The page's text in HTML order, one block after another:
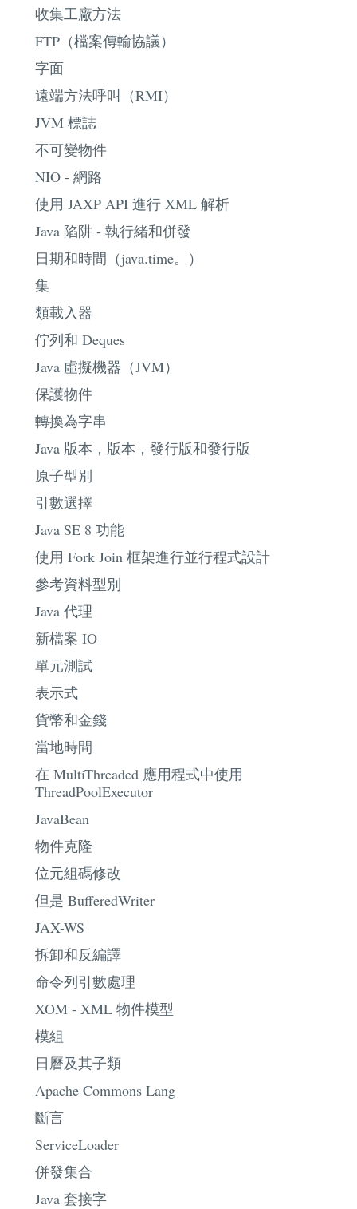
收集工廠方法
FTP（檔案傳輸協議）
字面
遠端方法呼叫（RMI）
JVM 標誌
不可變物件
NIO - 網路
使用 JAXP API 進行 XML 解析
Java 陷阱 - 執行緒和併發
日期和時間（java.time。）
集
類載入器
佇列和 Deques
Java 虛擬機器（JVM）
保護物件
轉換為字串
Java 版本，版本，發行版和發行版
原子型別
引數選擇
Java SE 8 功能
使用 Fork Join 框架進行並行程式設計
參考資料型別
Java 代理
新檔案 IO
單元測試
表示式
貨幣和金錢
當地時間
在 MultiThreaded 應用程式中使用
ThreadPoolExecutor
JavaBean
物件克隆
位元組碼修改
但是 BufferedWriter
JAX-WS
拆卸和反編譯
命令列引數處理
XOM - XML 物件模型
模組
日曆及其子類
Apache Commons Lang
斷言
ServiceLoader
併發集合
Java 套接字